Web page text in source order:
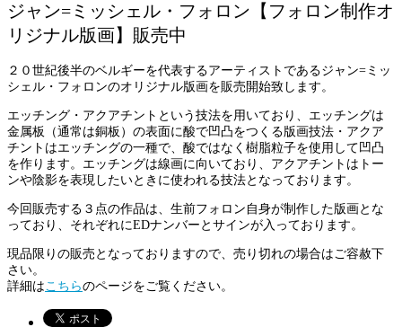
ジャン=ミッシェル・フォロン【フォロン制作オ
リジナル版画】販売中
２０世紀後半のベルギーを代表するアーティストであるジャン=ミッ
シェル・フォロンのオリジナル版画を販売開始致します。
エッチング・アクアチントという技法を用いており、エッチングは
金属板（通常は銅板）の表面に酸で凹凸をつくる版画技法・アクア
チントはエッチングの一種で、酸ではなく樹脂粒子を使用して凹凸
を作ります。エッチングは線画に向いており、アクアチントはトー
ンや陰影を表現したいときに使われる技法となっております。
今回販売する３点の作品は、生前フォロン自身が制作した版画とな
っており、それぞれにEDナンバーとサインが入っております。
現品限りの販売となっておりますので、売り切れの場合はご容赦下
さい。
詳細はこちらのページをご覧ください。